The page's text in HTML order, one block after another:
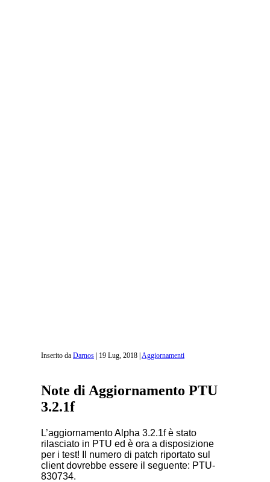
Inserito da Darnos 19 Lug, 2018 Aggiornamenti
Note di Aggiornamento PTU
3.2.1f
L’aggiornamento Alpha 3.2.1f è stato
rilasciato in PTU ed è ora a disposizione
per i test! Il numero di patch riportato sul
client dovrebbe essere il seguente: PTU-
830734.